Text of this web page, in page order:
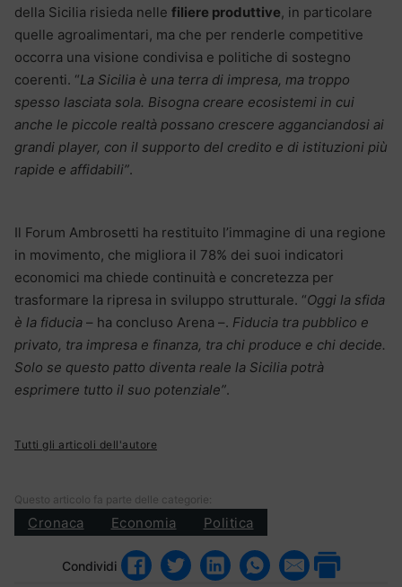
della Sicilia risieda nelle filiere produttive, in particolare
quelle agroalimentari, ma che per renderle competitive
occorra una visione condivisa e politiche di sostegno
coerenti. “La Sicilia è una terra di impresa, ma troppo
spesso lasciata sola. Bisogna creare ecosistemi in cui
anche le piccole realtà possano crescere agganciandosi ai
grandi player, con il supporto del credito e di istituzioni più
rapide e affidabili”.
Il Forum Ambrosetti ha restituito l’immagine di una regione
in movimento, che migliora il 78% dei suoi indicatori
economici ma chiede continuità e concretezza per
trasformare la ripresa in sviluppo strutturale. “Oggi la sfida
è la fiducia – ha concluso Arena –. Fiducia tra pubblico e
privato, tra impresa e finanza, tra chi produce e chi decide.
Solo se questo patto diventa reale la Sicilia potrà
esprimere tutto il suo potenziale”.
Tutti gli articoli dell'autore
Questo articolo fa parte delle categorie:
Cronaca Economia Politica
Condividi